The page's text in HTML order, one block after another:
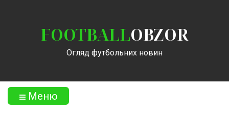
FOOTBALLOBZOR
Огляд футбольних новин
Меню